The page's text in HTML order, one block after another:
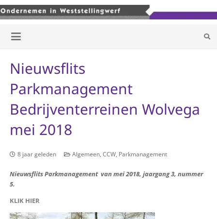
Nieuwsflits
Parkmanagement
Bedrijventerreinen Wolvega
mei 2018
8 jaar geleden Algemeen ,CCW Parkmanagement
Nieuwsflits Parkmanagement van mei 2018, jaargang 3, nummer
5.
KLIK HIER